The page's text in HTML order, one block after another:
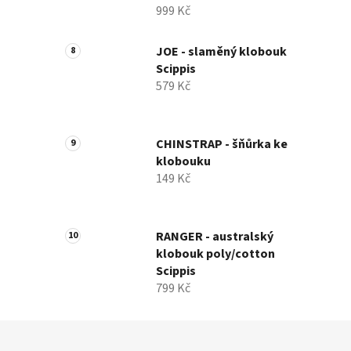
999 Kč
JOE - slaměný klobouk
Scippis
579 Kč
CHINSTRAP - šňůrka ke
klobouku
149 Kč
RANGER - australský
klobouk poly/cotton
Scippis
799 Kč